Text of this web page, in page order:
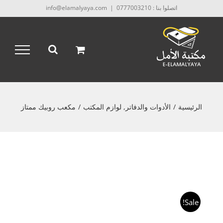
content
اتصلوا بنا : 0777003210 |
info@elamalyaya.com
الرئيسية / الأدوات والدفاتر , لوازم المكتب / مكعب روبيك ممتاز
Sale!